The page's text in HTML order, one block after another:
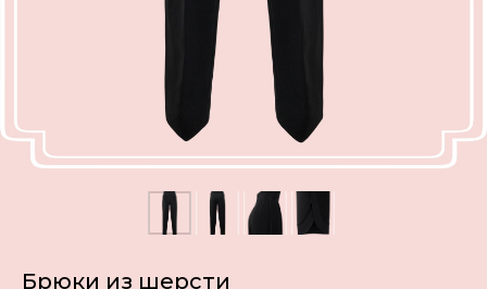
Брюки из шерсти